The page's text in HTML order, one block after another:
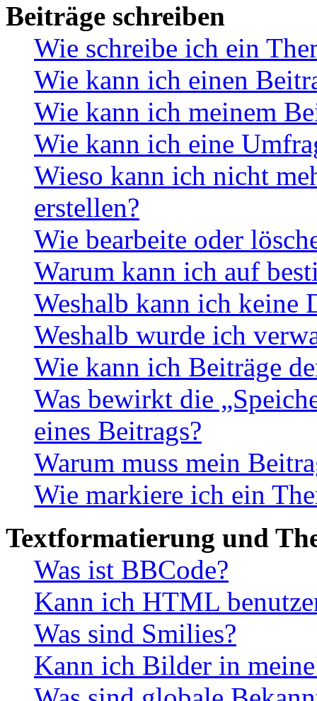
Beiträge schreiben
Wie schreibe ich ein
Wie kann ich einen
Wie kann ich meinem
Wie kann ich eine
Wieso kann ich nicht
erstellen?
Wie bearbeite oder
Warum kann ich auf
Weshalb kann ich keine
Weshalb wurde ich
Wie kann ich Beiträge
Was bewirkt die
eines Beitrags?
Warum muss mein
Wie markiere ich ein
Textformatierung und
Was ist BBCode?
Kann ich HTML
Was sind Smilies?
Kann ich Bilder in